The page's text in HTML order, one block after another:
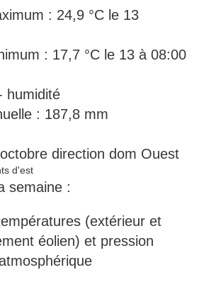
: 24,9 °C le 13
: 17,7 °C le 13 à 08:00
humidité
: 187,8 mm
direction dom Ouest
d'est
semaine :
(extérieur et
éolien) et pression